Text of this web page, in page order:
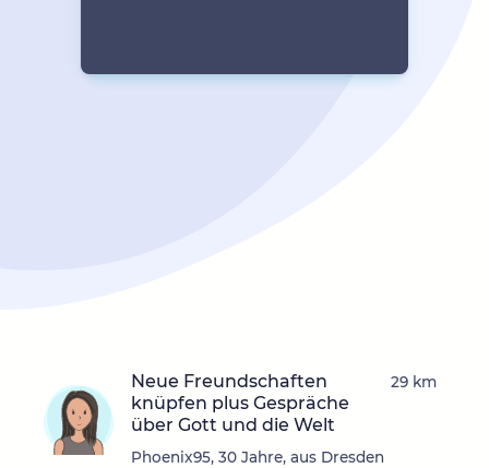
Neue Freundschaften
knüpfen plus Gespräche
über Gott und die Welt
Phoenix95, 30 Jahre, aus Dresden
29 km